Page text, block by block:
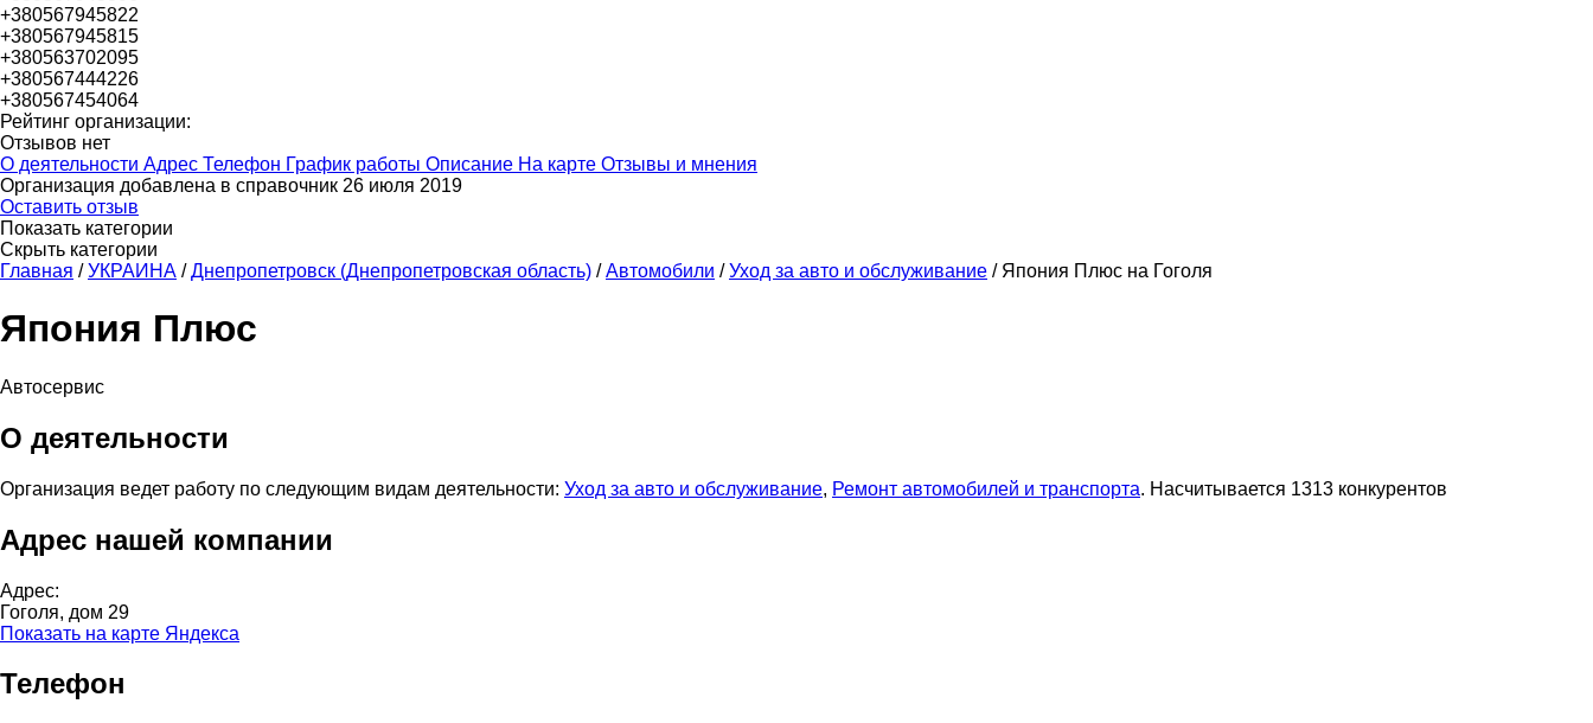
+380567945822
+380567945815
+380563702095
+380567444226
+380567454064
Рейтинг организации:
Отзывов нет
О деятельности Адрес Телефон График работы Описание На карте Отзывы и мнения
Организация добавлена в справочник 26 июля 2019
Оставить отзыв
Показать категории
Скрыть категории
Главная / УКРАИНА / Днепропетровск (Днепропетровская область) / Автомобили / Уход за авто и обслуживание / Япония Плюс на Гоголя
Япония Плюс
Автосервис
О деятельности
Организация ведет работу по следующим видам деятельности: Уход за авто и обслуживание, Ремонт автомобилей и транспорта. Насчитывается 1313 конкурентов
Адрес нашей компании
Адрес:
Гоголя, дом 29
Показать на карте Яндекса
Телефон